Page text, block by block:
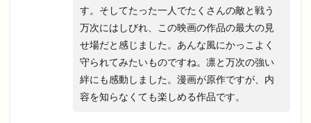
す。そしてたった一人でたくさんの敵と戦う
万次にはしびれ、この映画の作品の最大の見
せ場だと感じました。あんな風にかっこよく
守られてみたいものですね。凛と万次の強い
絆にも感動しました。漫画が原作ですが、内
容を知らなくても楽しめる作品です。